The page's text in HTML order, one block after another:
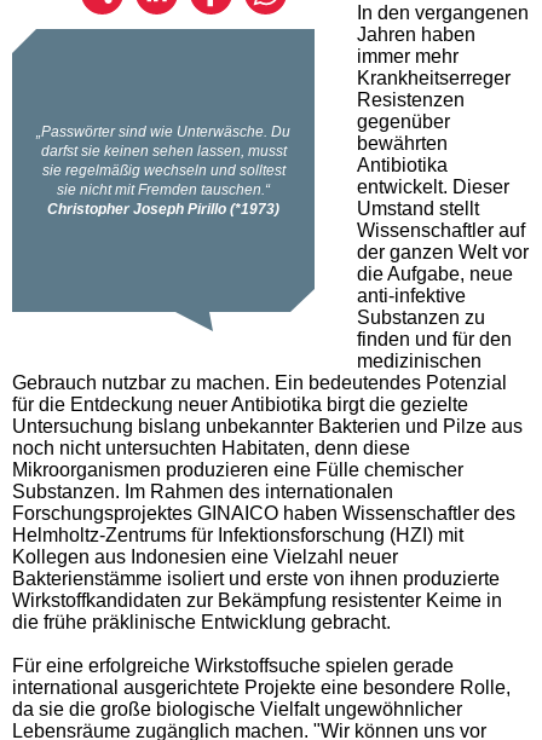
In den vergangenen
Jahren haben
immer mehr
Krankheitserreger
Resistenzen
gegenüber
bewährten
Antibiotika
entwickelt. Dieser
Umstand stellt
Wissenschaftler auf
der ganzen Welt vor
die Aufgabe, neue
anti-infektive
Substanzen zu
finden und für den
medizinischen
Gebrauch nutzbar zu machen. Ein bedeutendes Potenzial
für die Entdeckung neuer Antibiotika birgt die gezielte
Untersuchung bislang unbekannter Bakterien und Pilze aus
noch nicht untersuchten Habitaten, denn diese
Mikroorganismen produzieren eine Fülle chemischer
Substanzen. Im Rahmen des internationalen
Forschungsprojektes GINAICO haben Wissenschaftler des
Helmholtz-Zentrums für Infektionsforschung (HZI) mit
Kollegen aus Indonesien eine Vielzahl neuer
Bakterienstämme isoliert und erste von ihnen produzierte
Wirkstoffkandidaten zur Bekämpfung resistenter Keime in
die frühe präklinische Entwicklung gebracht.
Für eine erfolgreiche Wirkstoffsuche spielen gerade
international ausgerichtete Projekte eine besondere Rolle,
da sie die große biologische Vielfalt ungewöhnlicher
Lebensräume zugänglich machen. "Wir können uns vor